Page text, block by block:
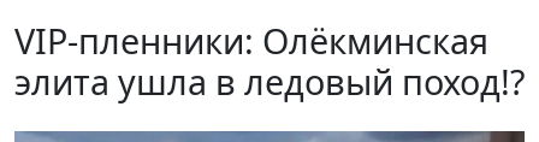
VIP-пленники: Олёкминская
элита ушла в ледовый поход!?